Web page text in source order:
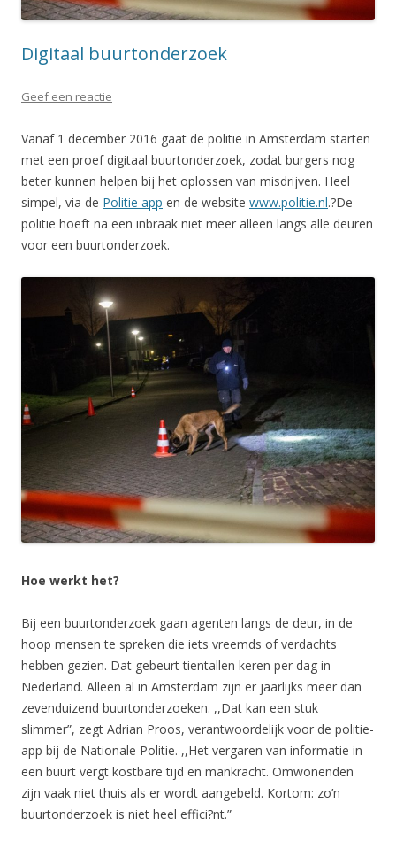
Digitaal buurtonderzoek
Geef een reactie
Vanaf 1 december 2016 gaat de politie in Amsterdam starten
met een proef digitaal buurtonderzoek, zodat burgers nog
beter kunnen helpen bij het oplossen van misdrijven. Heel
simpel, via de Politie app en de website www.politie.nl.?De
politie hoeft na een inbraak niet meer alleen langs alle deuren
voor een buurtonderzoek.
Hoe werkt het?
Bij een buurtonderzoek gaan agenten langs de deur, in de
hoop mensen te spreken die iets vreemds of verdachts
hebben gezien. Dat gebeurt tientallen keren per dag in
Nederland. Alleen al in Amsterdam zijn er jaarlijks meer dan
zevenduizend buurtonderzoeken. ,,Dat kan een stuk
slimmer”, zegt Adrian Proos, verantwoordelijk voor de politie-
app bij de Nationale Politie. ,,Het vergaren van informatie in
een buurt vergt kostbare tijd en mankracht. Omwonenden
zijn vaak niet thuis als er wordt aangebeld. Kortom: zo’n
buurtonderzoek is niet heel effici?nt.”